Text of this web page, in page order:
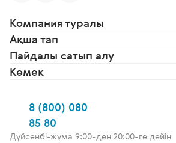
Компания туралы
Ақша тап
Пайдалы сатып алу
Көмек
8 (800) 080
85 80
Дүйсенбі-жұма 9:00-ден 20:00-ге дейін